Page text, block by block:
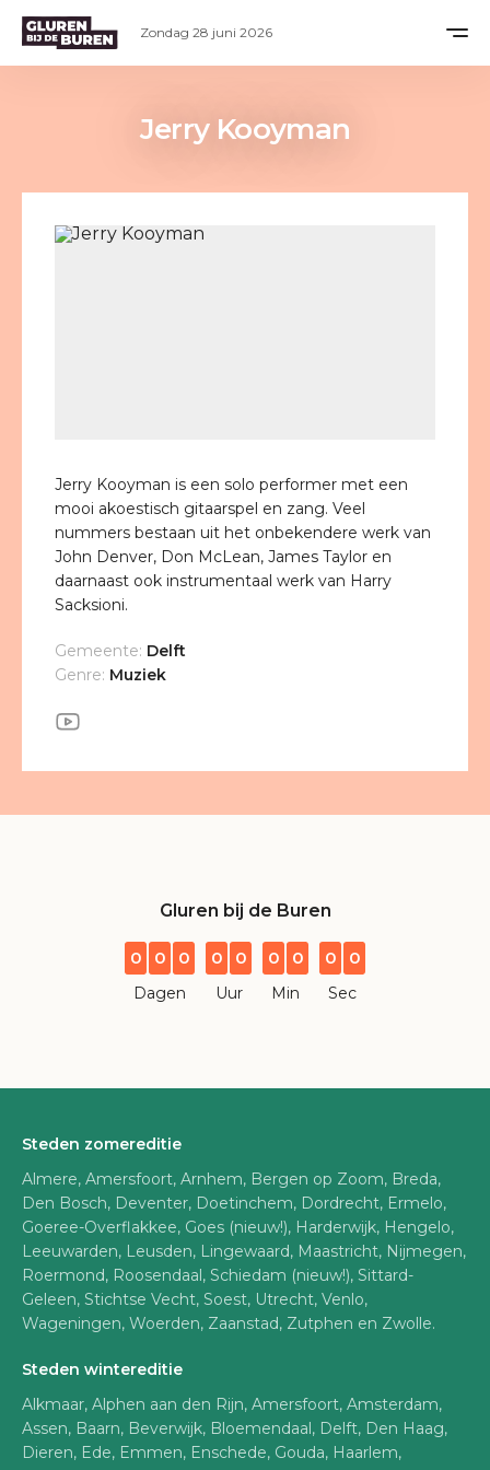
Jerry Kooyman
Jerry Kooyman is een solo performer met een
mooi akoestisch gitaarspel en zang. Veel
nummers bestaan uit het onbekendere werk van
John Denver, Don McLean, James Taylor en
daarnaast ook instrumentaal werk van Harry
Sacksioni.
Gemeente: Delft
Genre: Muziek
Gluren bij de Buren
0 0 0
Dagen
0 0
Uur
0 0
Min
0 0
Sec
Steden zomereditie
Almere, Amersfoort, Arnhem, Bergen op Zoom, Breda,
Den Bosch, Deventer, Doetinchem, Dordrecht, Ermelo,
Goeree-Overflakkee, Goes (nieuw!), Harderwijk, Hengelo,
Leeuwarden, Leusden, Lingewaard, Maastricht, Nijmegen,
Roermond, Roosendaal, Schiedam (nieuw!), Sittard-
Geleen, Stichtse Vecht, Soest, Utrecht, Venlo,
Wageningen, Woerden, Zaanstad, Zutphen en Zwolle.
Steden wintereditie
Alkmaar, Alphen aan den Rijn, Amersfoort, Amsterdam,
Assen, Baarn, Beverwijk, Bloemendaal, Delft, Den Haag,
Dieren, Ede, Emmen, Enschede, Gouda, Haarlem,
Zondag 28 juni 2026